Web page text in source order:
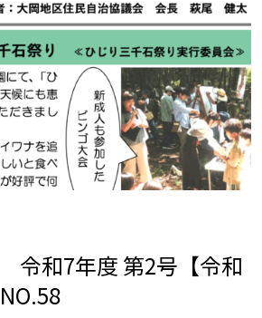
和7年度 第2号【令和